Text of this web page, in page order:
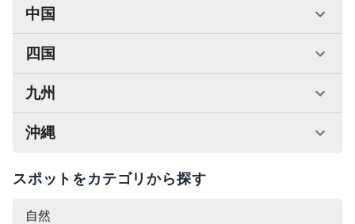
中国
四国
九州
沖縄
スポットをカテゴリから探す
自然